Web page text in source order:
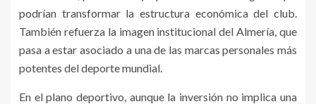
podrían transformar la estructura económica del club.
También refuerza la imagen institucional del Almería, que
pasa a estar asociado a una de las marcas personales más
potentes del deporte mundial.
En el plano deportivo, aunque la inversión no implica una